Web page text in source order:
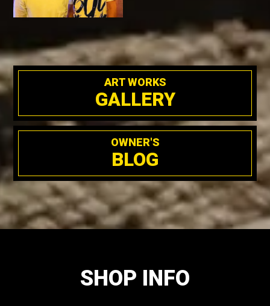
ART WORKS
GALLERY
OWNER'S
BLOG
SHOP INFO